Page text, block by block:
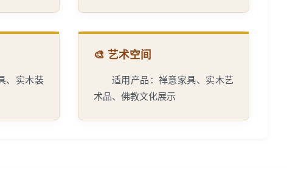
、实木装
🎨 艺术空间
适用产品：禅意家具、实木艺
术品、佛教文化展示